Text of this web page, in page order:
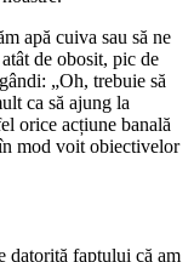
apă cuiva sau să ne
de obosit, pic de
„Oh, trebuie să
ca să ajung la
orice acțiune banală
mod voit obiectivelor
datorită faptului că am